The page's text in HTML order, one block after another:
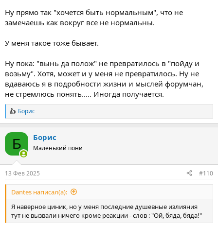
Ну прямо так "хочется быть нормальным", что не
замечаешь как вокруг все не нормальны.
У меня такое тоже бывает.
Ну пока: "вынь да полож" не превратилось в "пойду и
возьму". Хотя, может и у меня не превратилось. Ну не
вдаваюсь я в подробности жизни и мыслей форумчан,
не стремлюсь понять..... Иногда получается.
Р
е
и
Борис
Б Борис
Маленький пони
13 Фев 2025 #110
Dantes написал(а):
Я наверное циник, но у меня последние душевные излияния
тут не вызвали ничего кроме реакции - слов : "Ой, бяда, бяда!"